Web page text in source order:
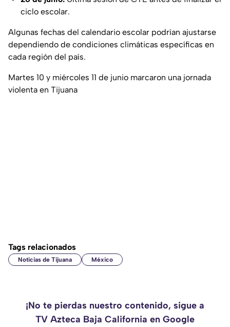
ciclo escolar.
Algunas fechas del calendario escolar podrían ajustarse
dependiendo de condiciones climáticas específicas en
cada región del país.
Martes 10 y miércoles 11 de junio marcaron una jornada
violenta en Tijuana
Tags relacionados
Noticias de Tijuana México
¡No te pierdas nuestro contenido, sigue a
TV Azteca Baja California en Google